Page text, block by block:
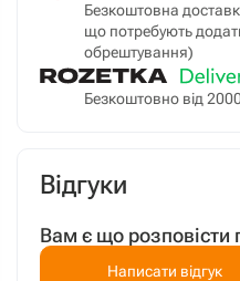
Безкоштовна
що потребують
обрештування)
Безкоштовно від
Відгуки
Вам є що розповісти
Написати відгук